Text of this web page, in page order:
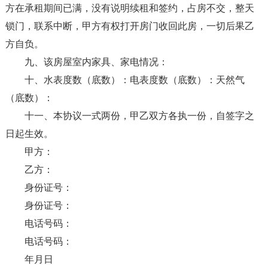
方在承租期间已满，没有说明续租和签约，占房不交，整天
锁门，联系中断，甲方有权打开房门收回此房，一切后果乙
方自负。
九、该房屋室内家具、家电情况：
十、水表度数（底数）：电表度数（底数）：天然气
（底数）：
十一、本协议一式两份，甲乙双方各执一份，自签字之
日起生效。
甲方：
乙方：
身份证号：
身份证号：
电话号码：
电话号码：
年月日